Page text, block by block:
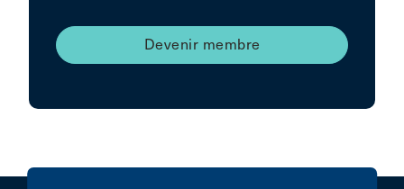
Devenir membre